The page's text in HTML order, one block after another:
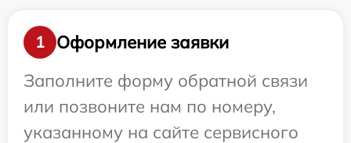
1
Оформление заявки
Заполните форму обратной связи
или позвоните нам по номеру,
указанному на сайте сервисного